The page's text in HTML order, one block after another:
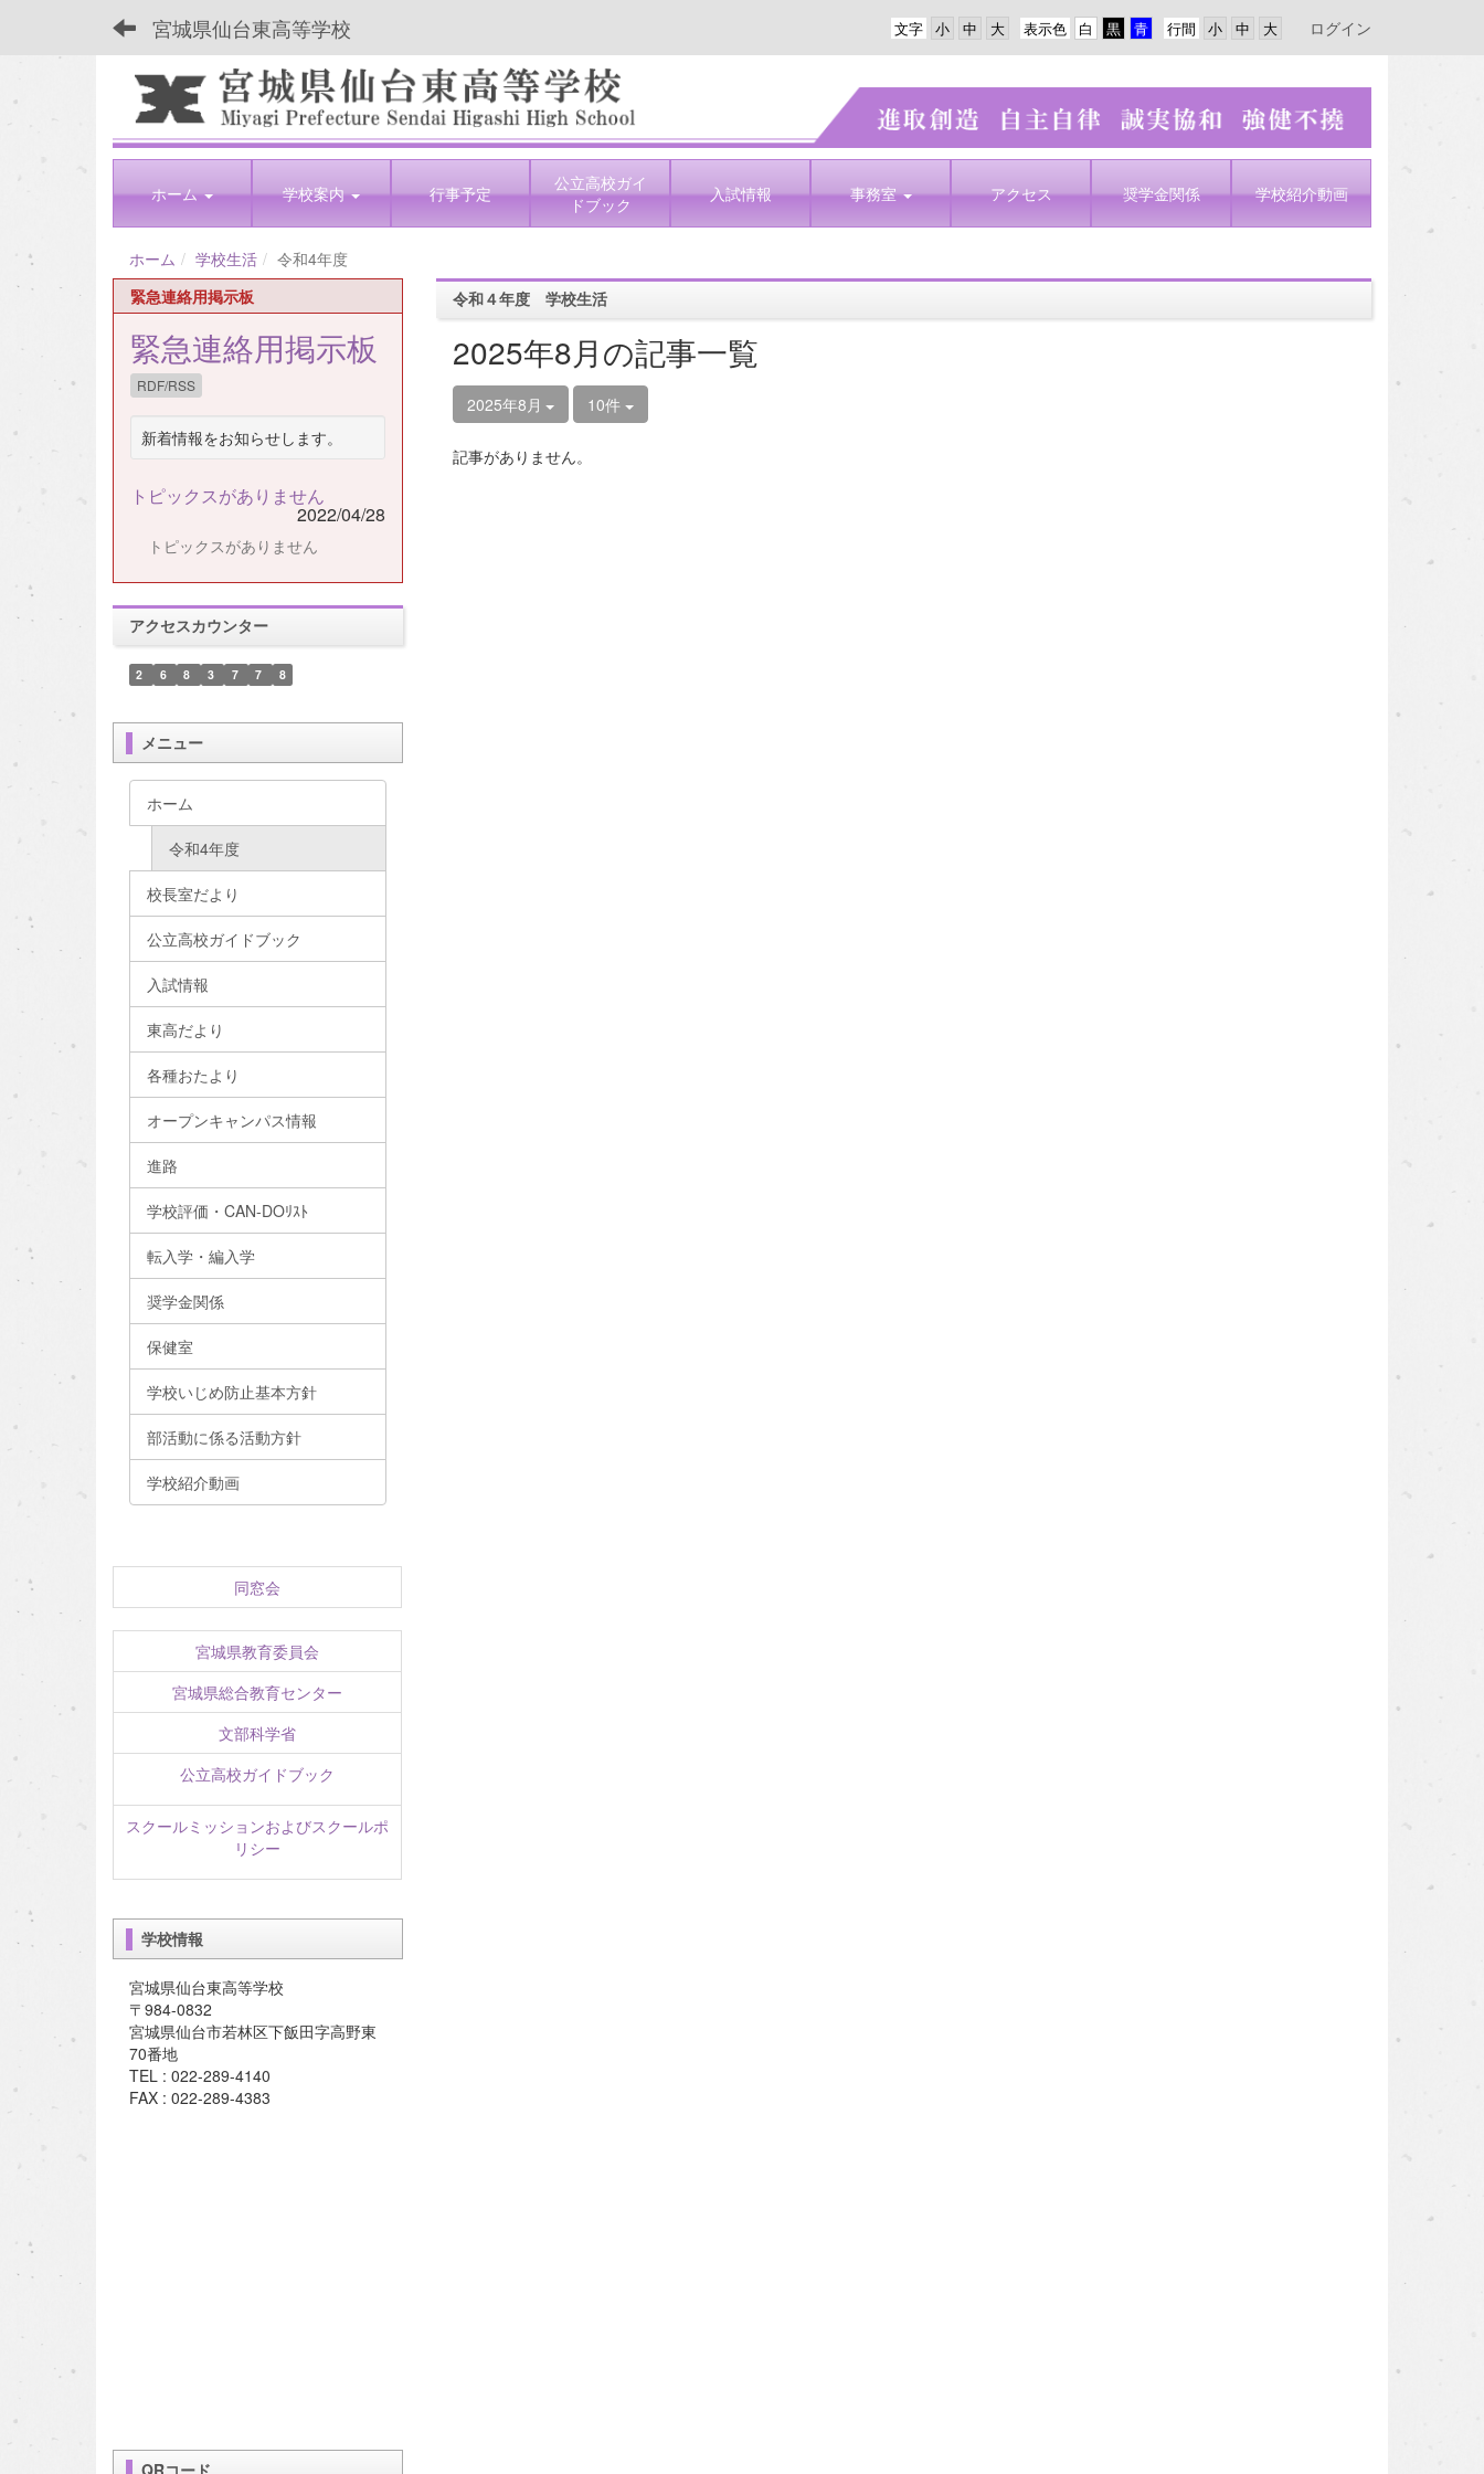
宮城県仙台東高等学校 行間
表示色
文字 ログイン
ホーム 学校案内 行事予定
公立高校ガイ
ドブック
入試情報 事務室 アクセス 奨学金関係 学校紹介動画
ホーム 学校生活
令和4年度
令和４年度 学校生活
2025年8月の記事一覧
2025年8月 10件
記事がありません。
緊急連絡用掲示板
緊急連絡用掲示板
RDF/RSS
新着情報をお知らせします。
トピックスがありません
2022/04/28
トピックスがありません
アクセスカウンター
2 6 8 3 7 7 8
メニュー
ホーム
令和4年度
校長室だより
公立高校ガイドブック
入試情報
東高だより
各種おたより
オープンキャンパス情報
進路
学校評価・CAN-DOﾘｽﾄ
転入学・編入学
奨学金関係
保健室
学校いじめ防止基本方針
部活動に係る活動方針
学校紹介動画
同窓会
宮城県教育委員会
宮城県総合教育センター
文部科学省
公立高校ガイドブック
スクールミッションおよびスクールポ
リシー
学校情報
宮城県仙台東高等学校
〒984-0832
宮城県仙台市若林区下飯田字高野東
70番地
TEL : 022-289-4140
FAX : 022-289-4383
QRコード